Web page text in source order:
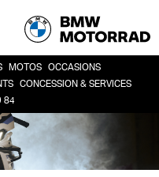
MOTOS
SPORT
ADVENTURE
OCCASIONS
CONCESSION & SERVICES
LA CONCESSION
DEMANDE DE RDV ATELIER
84